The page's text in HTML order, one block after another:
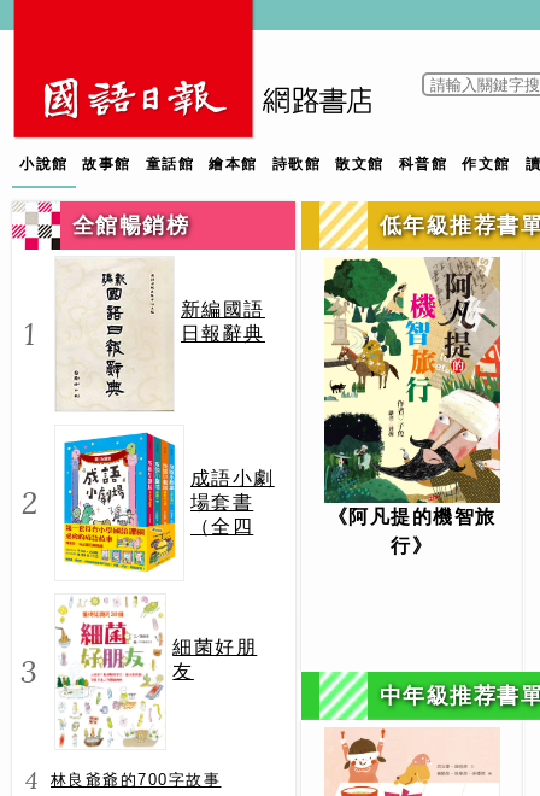
小說館 故事館 童話館 繪本館 詩歌館 散文館 科普館 作文館
全館暢銷榜
1
新編國語
日報辭典
2
成語小劇
場套書
（全四
3
細菌好朋
友
4 林良爺爺的700字故事
低年級推荐書
《阿凡提的機智旅
行》
中年級推荐書